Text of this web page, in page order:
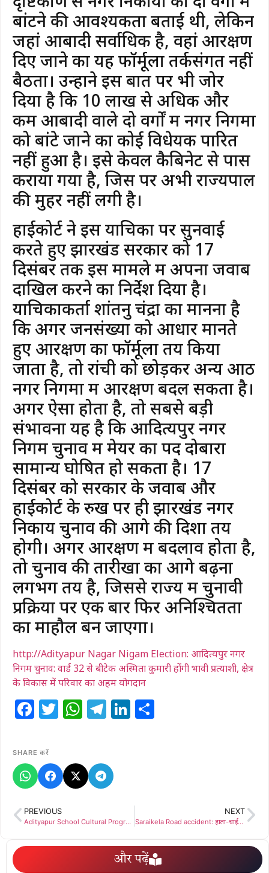
बांटने की आवश्यकता बताई थी, लेकिन
जहां आबादी सर्वाधिक है, वहां आरक्षण
दिए जाने का यह फॉर्मूला तर्कसंगत नहीं
बैठता। उन्होंने इस बात पर भी जोर
दिया है कि 10 लाख से अधिक और
कम आबादी वाले दो वर्गों में नगर निगमों
को बांटे जाने का कोई विधेयक पारित
नहीं हुआ है। इसे केवल कैबिनेट से पास
कराया गया है, जिस पर अभी राज्यपाल
की मुहर नहीं लगी है।
​हाईकोर्ट ने इस याचिका पर सुनवाई
करते हुए झारखंड सरकार को 17
दिसंबर तक इस मामले में अपना जवाब
दाखिल करने का निर्देश दिया है।
याचिकाकर्ता शांतनु चंद्रा का मानना है
कि अगर जनसंख्या को आधार मानते
हुए आरक्षण का फॉर्मूला तय किया
जाता है, तो रांची को छोड़कर अन्य आठ
नगर निगमों में आरक्षण बदल सकता है।
​अगर ऐसा होता है, तो सबसे बड़ी
संभावना यह है कि आदित्यपुर नगर
निगम चुनाव में मेयर का पद दोबारा
सामान्य घोषित हो सकता है। 17
दिसंबर को सरकार के जवाब और
हाईकोर्ट के रुख पर ही झारखंड नगर
निकाय चुनाव की आगे की दिशा तय
होगी। अगर आरक्षण में बदलाव होता है,
तो चुनाव की तारीखों का आगे बढ़ना
लगभग तय है, जिससे राज्य में चुनावी
प्रक्रिया पर एक बार फिर अनिश्चितता
का माहौल बन जाएगा।
http://Adityapur Nagar Nigam Election: आदित्यपुर नगर
निगम चुनाव: वार्ड 32 से बीटेक अस्मिता कुमारी होंगी भावी प्रत्याशी, क्षेत्र
के विकास में परिवार का अहम योगदान
Facebook
Twitter
WhatsApp
Telegram
LinkedIn
SHARE करें
PREVIOUS
Adityapur School Cultural Program: आदित्यपुर: श्रीनाथ पब्लिक स्कूल के विंटर कार्निवल में पहुंचे बॉलीवुड अभिनेता राहुल रॉय
NEXT
Saraikela Road accident: हाता-चाईबासा मुख्य मार्ग पर हादसा, हेलमेट बना ‘जीवन रक्षक’
और पढ़ें